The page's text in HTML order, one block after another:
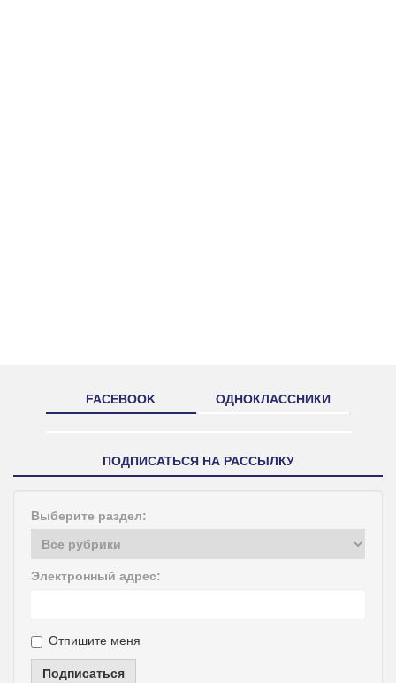
FACEBOOK ОДНОКЛАССНИКИ
ПОДПИСАТЬСЯ НА РАССЫЛКУ
Выберите раздел:
Электронный адрес:
Отпишите меня
Подписаться